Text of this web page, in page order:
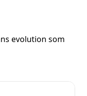
evolution som